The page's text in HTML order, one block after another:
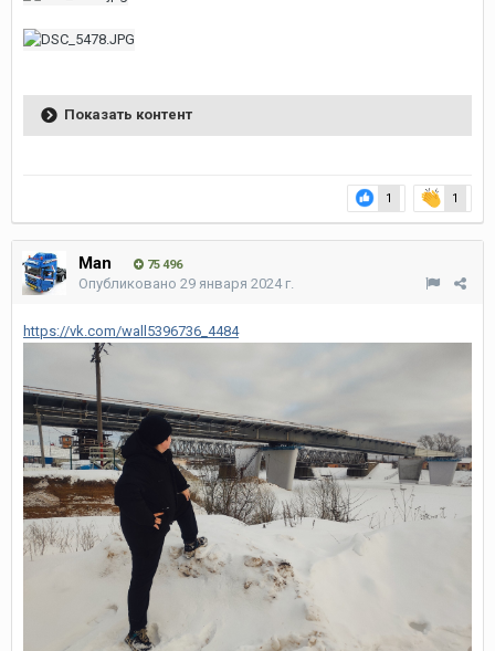
Показать контент
1 1
Man 75 496
Опубликовано 29 января 2024 г.
https://vk.com/wall5396736_4484